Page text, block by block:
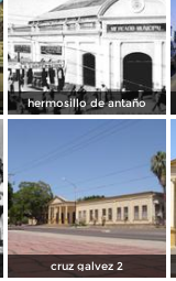
hermosillo de antaño
cruz galvez 2